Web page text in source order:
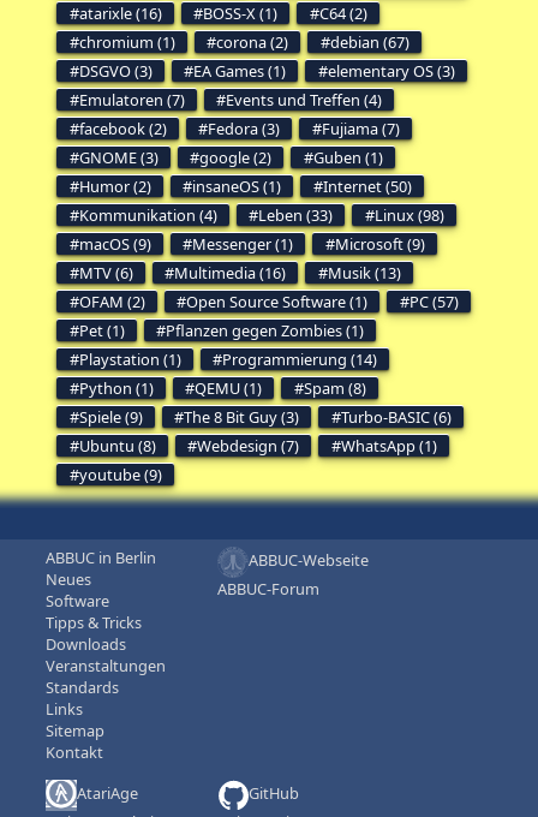
atarixle (16)
BOSS-X (1)
C64 (2)
chromium (1)
corona (2)
debian (67)
DSGVO (3)
EA Games (1)
elementary OS (3)
Emulatoren (7)
Events und Treffen (4)
facebook (2)
Fedora (3)
Fujiama (7)
GNOME (3)
google (2)
Guben (1)
Humor (2)
insaneOS (1)
Internet (50)
Kommunikation (4)
Leben (33)
Linux (98)
macOS (9)
Messenger (1)
Microsoft (9)
MTV (6)
Multimedia (16)
Musik (13)
OFAM (2)
Open Source Software (1)
PC (57)
Pet (1)
Pflanzen gegen Zombies (1)
Playstation (1)
Programmierung (14)
Python (1)
QEMU (1)
Spam (8)
Spiele (9)
The 8 Bit Guy (3)
Turbo-BASIC (6)
Ubuntu (8)
Webdesign (7)
WhatsApp (1)
youtube (9)
ABBUC in Berlin
Neues
Software
Tipps & Tricks
Downloads
Veranstaltungen
Standards
Links
Sitemap
Kontakt
ABBUC-Webseite
ABBUC-Forum
AtariAge
GitHub